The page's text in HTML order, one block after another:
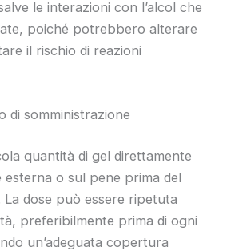
le interazioni con l’alcol che
poiché potrebbero alterare
il rischio di reazioni
di somministrazione
quantità di gel direttamente
esterna o sul pene prima del
dose può essere ripetuta
preferibilmente prima di ogni
un’adeguata copertura